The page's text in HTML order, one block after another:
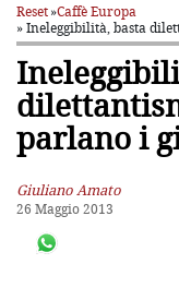
Reset»Caffè Europa
» Ineleggibilità, basta
parlano i
Giuliano Amato
26 Maggio 2013